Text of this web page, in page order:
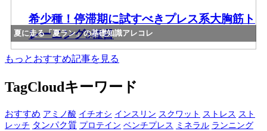
夏に走る「夏ラン」の基礎知識アレコレ
希少種！停滞期に試すべきプレス系大胸筋ト
レーニング5種目
もっとおすすめ記事を見る
TagCloud キーワード
おすすめ アミノ酸 イチオシ インスリン スクワット ストレス スト
レッチ タンパク質 プロテイン ベンチプレス ミネラル ランニング